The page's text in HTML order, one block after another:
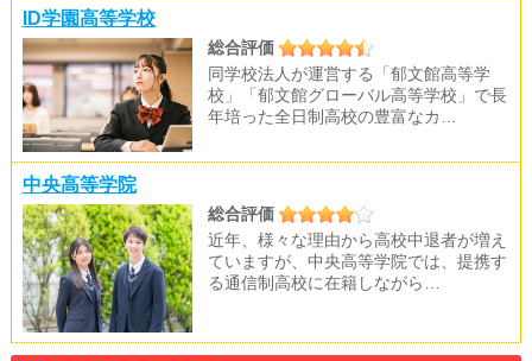
ID学園高等学校
総合評価
同学校法人が運営する「郁文館高等学
校」「郁文館グローバル高等学校」で長
年培った全日制高校の豊富なカ…
中央高等学院
総合評価
近年、様々な理由から高校中退者が増え
ていますが、中央高等学院では、提携す
る通信制高校に在籍しながら…